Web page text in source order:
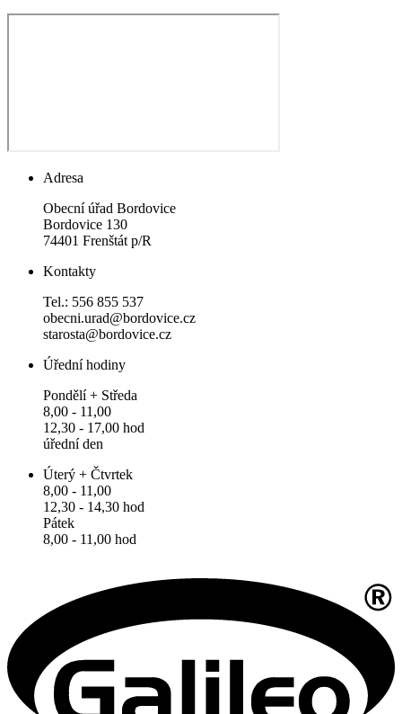
Adresa
Obecní úřad Bordovice
Bordovice 130
74401 Frenštát p/R
Kontakty
Tel.: 556 855 537
obecni.urad@bordovice.cz
starosta@bordovice.cz
Úřední hodiny
Pondělí + Středa
8,00 - 11,00
12,30 - 17,00 hod
úřední den
Úterý + Čtvrtek
8,00 - 11,00
12,30 - 14,30 hod
Pátek
8,00 - 11,00 hod